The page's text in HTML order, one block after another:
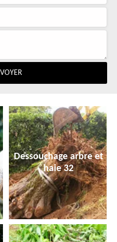
Dessouchage arbre et
haie 32